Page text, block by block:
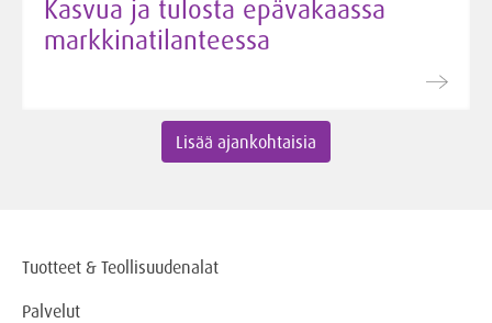
Kasvua ja tulosta epävakaassa
markkinatilanteessa
Lisää ajankohtaisia
Tuotteet & Teollisuudenalat
Palvelut